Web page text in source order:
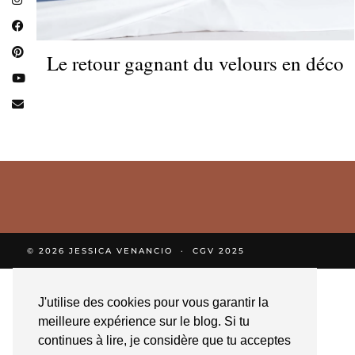
J'utilise des cookies pour vous garantir la
meilleure expérience sur le blog. Si tu
continues à lire, je considère que tu acceptes
Le retour gagnant du velours en déco
© 2026 JESSICA VENANCIO CGV 2025